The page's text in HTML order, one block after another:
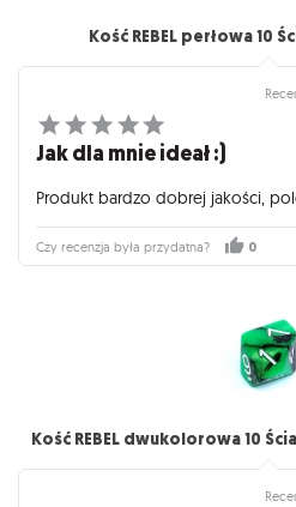
Kość REBEL perłowa 10
Jak dla mnie ideał :)
Produkt bardzo dobrej jakości,
Czy recenzja była przydatna? 0
Kość REBEL dwukolorowa 10